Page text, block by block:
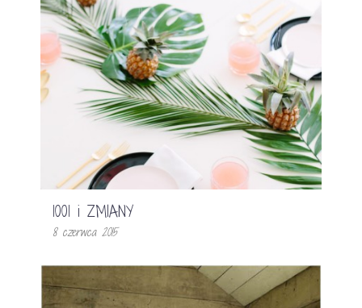
1001 i ZMIANY
8 czerwca 2015